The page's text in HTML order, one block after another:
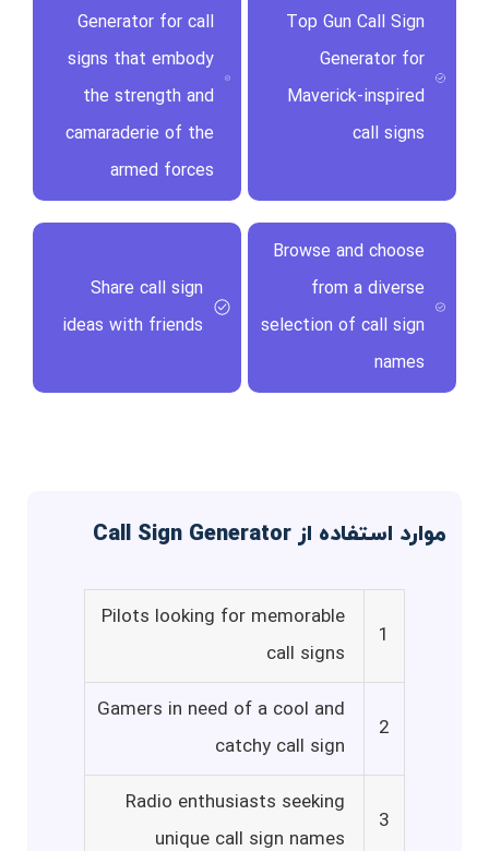
Top Gun Call Sign
Generator for
Maverick-inspired
call signs
Generator for call
signs that embody
the strength and
camaraderie of the
armed forces
Browse and choose
from a diverse
selection of call sign
names
Share call sign
ideas with friends
موارد استفاده از Call Sign Generator
1
Pilots looking for memorable
call signs
2
Gamers in need of a cool and
catchy call sign
3
Radio enthusiasts seeking
unique call sign names